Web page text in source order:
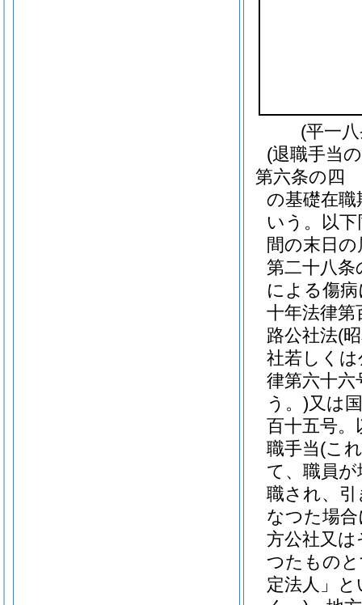
(平一
(退職手当
第六条の四
の基礎在職
いう。以下
間の末日
第二十八
による傷
十年法律第
路公社法(
社若しく
律第六十六
う。)又は
百十五号。
職手当(こ
て、職員
職され、
なつた場
方公社又
つたもの
定法人」と